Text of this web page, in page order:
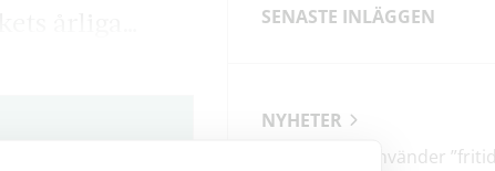
SENASTE INLÄGGEN
NYHETER